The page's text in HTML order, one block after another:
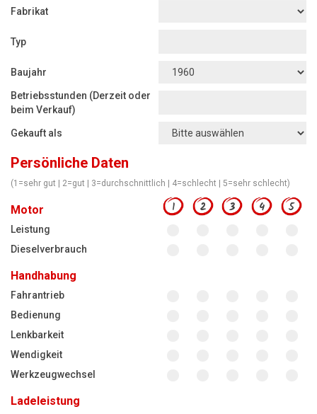
Jetzt Bewerten
Fabrikat
Typ
Baujahr
Betriebsstunden (Derzeit oder
beim Verkauf)
Gekauft als
Persönliche Daten
(1=sehr gut | 2=gut | 3=durchschnittlich | 4=schlecht | 5=sehr schlecht)
Motor 1 2 3 4 5
Leistung
Dieselverbrauch
Handhabung
Fahrantrieb
Bedienung
Lenkbarkeit
Wendigkeit
Werkzeugwechsel
Ladeleistung